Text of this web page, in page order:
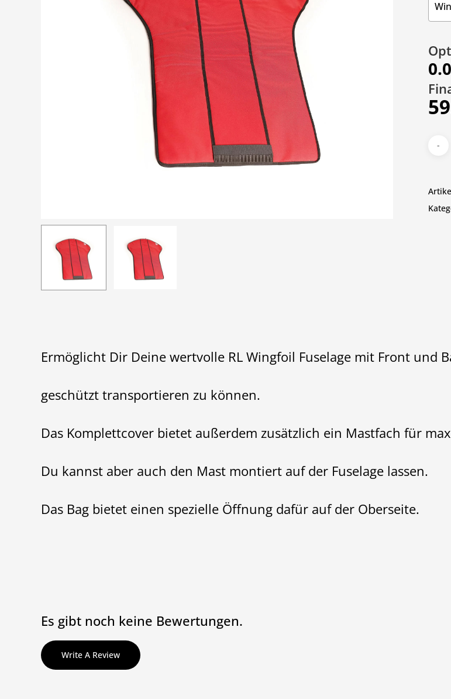
Ermöglicht Dir Deine wertvolle RL Wingfoil Fuselage mit Front und
geschützt transportieren zu können.
Das Komplettcover bietet außerdem zusätzlich ein Mastfach für
Du kannst aber auch den Mast montiert auf der Fuselage lassen.
Das Bag bietet einen spezielle Öffnung dafür auf der Oberseite.
Es gibt noch keine Bewertungen.
Write A Review
Name*